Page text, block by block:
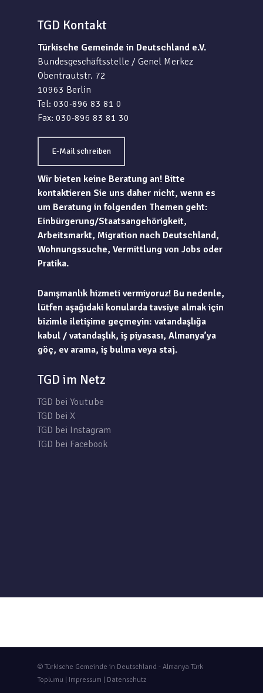
TGD Kontakt
Türkische Gemeinde in Deutschland e.V.
Bundesgeschäftsstelle / Genel Merkez
Obentrautstr. 72
10963 Berlin
Tel: 030-896 83 81 0
Fax: 030-896 83 81 30
E-Mail schreiben
Wir bieten keine Beratung an! Bitte
kontaktieren Sie uns daher nicht, wenn es
um Beratung in folgenden Themen geht:
Einbürgerung/Staatsangehörigkeit,
Arbeitsmarkt, Migration nach Deutschland,
Wohnungssuche, Vermittlung von Jobs oder
Pratika.
Danışmanlık hizmeti vermiyoruz! Bu nedenle,
lütfen aşağıdaki konularda tavsiye almak için
bizimle iletişime geçmeyin: vatandaşlığa
kabul / vatandaşlık, iş piyasası, Almanya’ya
göç, ev arama, iş bulma veya staj.
TGD im Netz
TGD bei Youtube
TGD bei X
TGD bei Instagram
TGD bei Facebook
© Türkische Gemeinde in Deutschland - Almanya Türk
Toplumu | Impressum Datenschutz